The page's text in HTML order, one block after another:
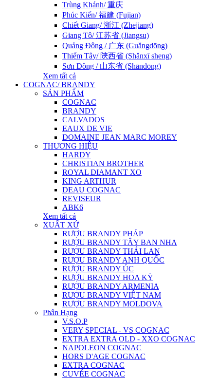
Trùng Khánh/ 重庆
Phúc Kiến/ 福建 (Fujian)
Chiết Giang/ 浙江 (Zhejiang)
Giang Tô/ 江苏省 (Jiangsu)
Quảng Đông / 广东 (Guǎngdōng)
Thiểm Tây/ 陝西省 (Shǎnxī sheng)
Sơn Đông / 山东省 (Shāndōng)
Xem tất cả
COGNAC/ BRANDY
SẢN PHẨM
COGNAC
BRANDY
CALVADOS
EAUX DE VIE
DOMAINE JEAN MARC MOREY
THƯƠNG HIỆU
HARDY
CHRISTIAN BROTHER
ROYAL DIAMANT XO
KING ARTHUR
DEAU COGNAC
REVISEUR
ABK6
Xem tất cả
XUẤT XỨ
RƯỢU BRANDY PHÁP
RƯỢU BRANDY TÂY BAN NHA
RƯỢU BRANDY THÁI LAN
RƯỢU BRANDY ANH QUỐC
RƯỢU BRANDY ÚC
RƯỢU BRANDY HOA KỲ
RƯỢU BRANDY ARMENIA
RƯỢU BRANDY VIỆT NAM
RƯỢU BRANDY MOLDOVA
Phân Hạng
V.S.O.P
VERY SPECIAL - VS COGNAC
EXTRA EXTRA OLD - XXO COGNAC
NAPOLEON COGNAC
HORS D'AGE COGNAC
EXTRA COGNAC
CUVÉE COGNAC